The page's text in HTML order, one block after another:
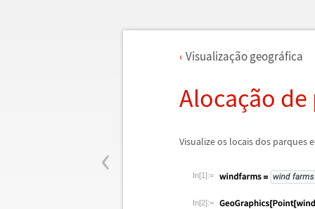
‹
Visualização geográfica
Alocação de
Visualize os locais dos parques e
In[1]:=
In[2]:=